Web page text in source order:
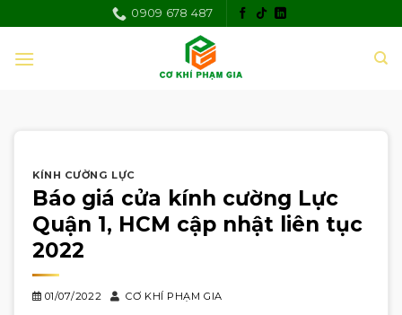
content
0909 678 487
KÍNH CƯỜNG LỰC
Báo giá cửa kính cường Lực
Quận 1, HCM cập nhật liên tục
2022
01/07/2022 CƠ KHÍ PHẠM GIA